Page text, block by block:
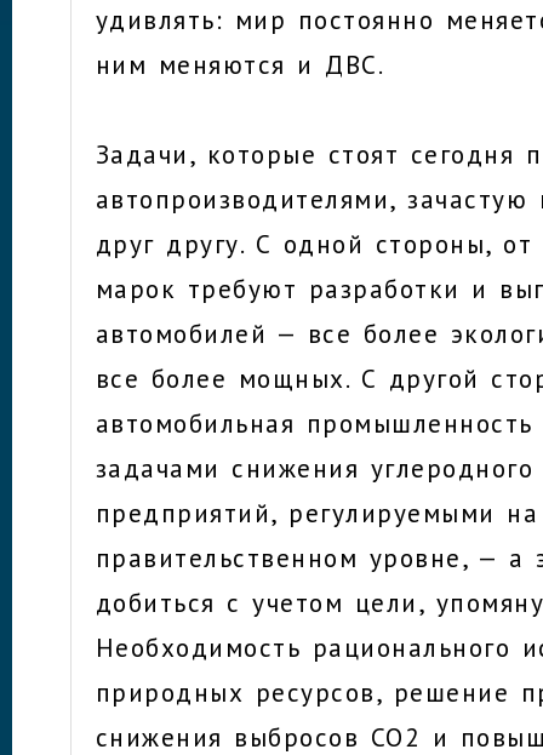
удивлять: мир постоянно
ним меняются и ДВС.
Задачи, которые стоят сегодня
автопроизводителями, зачастую
друг другу. С одной стороны,
марок требуют разработки и
автомобилей — все более
все более мощных. С другой
автомобильная промышленность
задачами снижения
предприятий, регулируемыми
правительственном уровне, — а
добиться с учетом цели,
Необходимость рационального
природных ресурсов, решение
снижения выбросов СО2 и